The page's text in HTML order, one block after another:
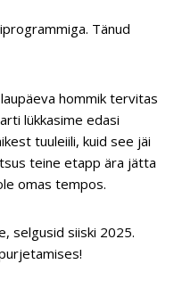
Tänud
hommik tervitas
lükkasime edasi
tuuleiili, kuid see jäi
teine etapp ära jätta
omas tempos.
selgusid siiski 2025.